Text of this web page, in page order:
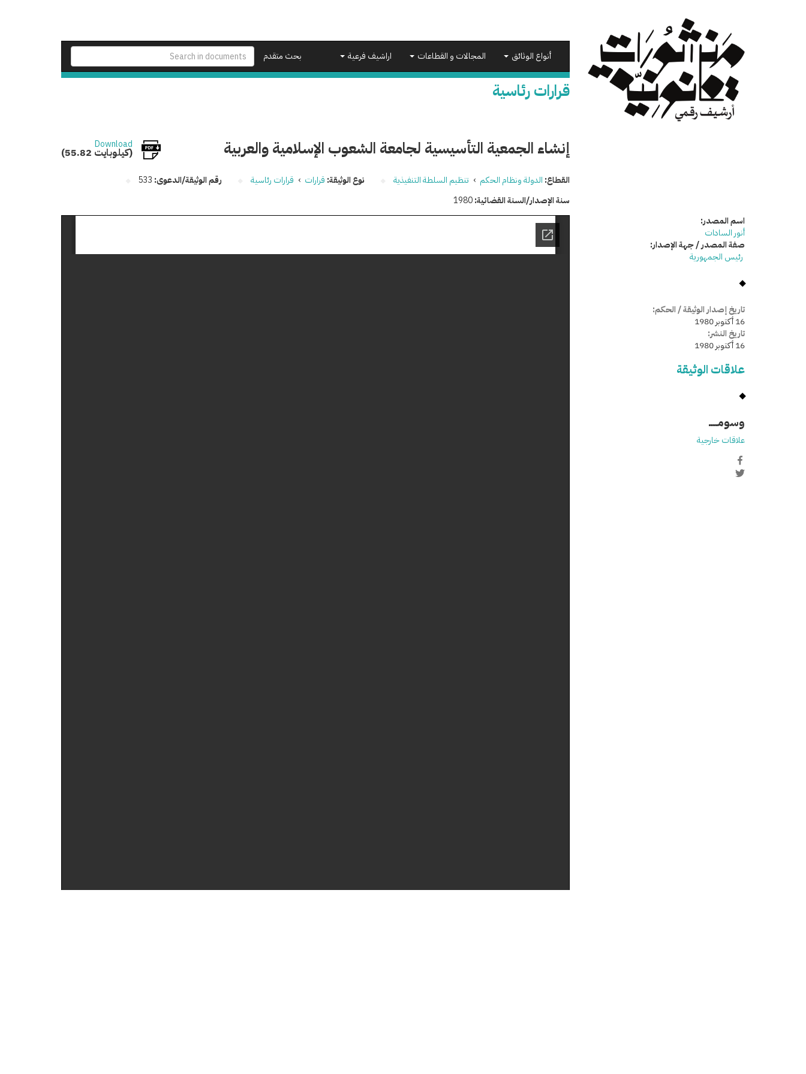
بحث متقدم
أنواع الوثائق المجالات و القطاعات اراشيف فرعية
قرارات رئاسية
إنشاء الجمعية التأسيسية لجامعة الشعوب الإسلامية والعربية Download
(55.82 كيلوبايت)
القطاع: الدولة ونظام الحكم › تنظيم السلطة التنفيذية نوع الوثيقة: قرارات › قرارات رئاسية رقم الوثيقة/الدعوى: 533
سنة الإصدار/السنة القضائية:1980
اسم المصدر:
أنور السادات
صفة المصدر / جهة الإصدار:
رئيس الجمهورية
تاريخ إصدار الوثيقة / الحكم:
16 أكتوبر 1980
تاريخ النشر:
16 أكتوبر 1980
علاقات الوثيقة
وسومـــــ
علاقات خارجية